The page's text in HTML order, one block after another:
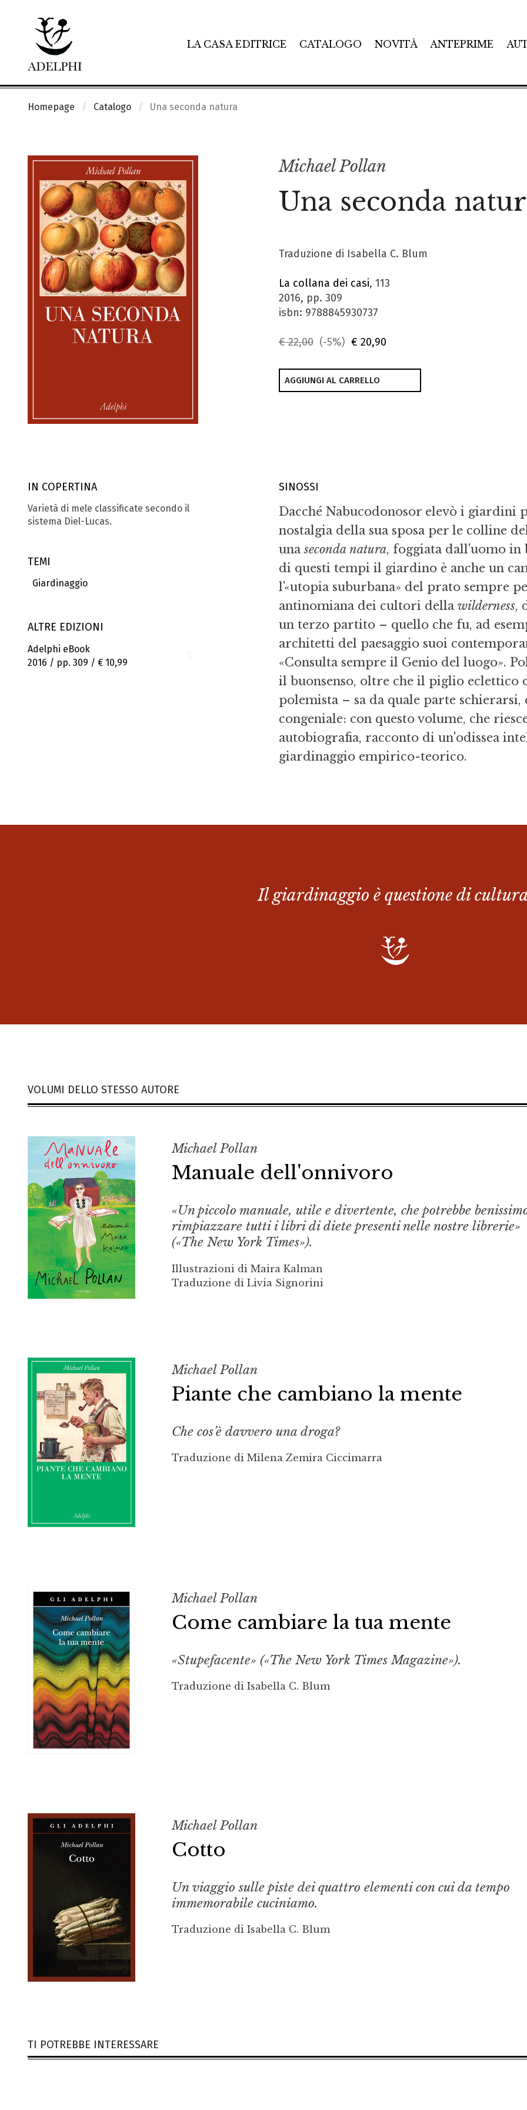
LA CASA EDITRICE CATALOGO NOVITÀ ANTEPRIME
Homepage Catalogo Una seconda natura
Michael Pollan
Una seconda
Traduzione di Isabella C. Blum
La collana dei casi, 113
2016, pp. 309
isbn: 9788845930737
€ 22,00 (-5%) € 20,90
AGGIUNGI AL CARRELLO
IN COPERTINA
Varietà di mele classificate secondo il
sistema Diel-Lucas.
TEMI
Giardinaggio
ALTRE EDIZIONI
Adelphi eBook
2016 / pp. 309 / € 10,99
SINOSSI
Dacché Nabucodonosor elevò i
nostalgia della sua sposa per le colline
unaseconda natura, foggiata dall'uomo in
di questi tempi il giardino è anche un
l'«utopia suburbana» del prato sempre
antinomiana dei cultori della wilderness,
un terzo partito – quello che fu, ad
architetti del paesaggio suoi
«Consulta sempre il Genio del luogo».
il buonsenso, oltre che il piglio eclettico
polemista – sa da quale parte
congeniale: con questo volume, che
autobiografia, racconto di un'odissea
giardinaggio empirico-teorico.
Il giardinaggio è questione di
VOLUMI DELLO STESSO AUTORE
Michael Pollan
Manuale dell'onnivoro
«Un piccolo manuale, utile e divertente, che potrebbe
rimpiazzare tutti i libri di diete presenti nelle nostre librerie»
(«The New York Times»).
Illustrazioni di Maira Kalman
Traduzione di Livia Signorini
Michael Pollan
Piante che cambiano la mente
Che cos’è davvero una droga?
Traduzione di Milena Zemira Ciccimarra
Michael Pollan
Come cambiare la tua mente
«Stupefacente» («The New York Times Magazine»).
Traduzione di Isabella C. Blum
Michael Pollan
Cotto
Un viaggio sulle piste dei quattro elementi con cui da tempo
immemorabile cuciniamo.
Traduzione di Isabella C. Blum
TI POTREBBE INTERESSARE